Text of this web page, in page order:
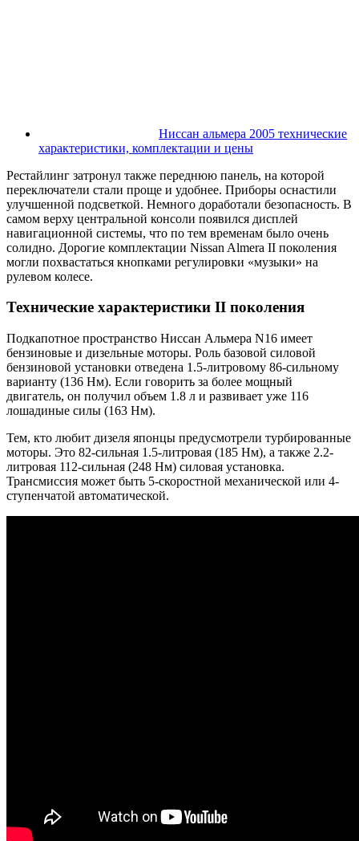
Ниссан альмера 2005 технические
характеристики, комплектации и цены
Рестайлинг затронул также переднюю панель, на которой
переключатели стали проще и удобнее. Приборы оснастили
улучшенной подсветкой. Немного доработали безопасность. В
самом верху центральной консоли появился дисплей
навигационной системы, что по тем временам было очень
солидно. Дорогие комплектации Nissan Almera II поколения
могли похвастаться кнопками регулировки «музыки» на
рулевом колесе.
Технические характеристики II поколения
Подкапотное пространство Ниссан Альмера N16 имеет
бензиновые и дизельные моторы. Роль базовой силовой
бензиновой установки отведена 1.5-литровому 86-сильному
варианту (136 Нм). Если говорить за более мощный
двигатель, он получил объем 1.8 л и развивает уже 116
лошадиные силы (163 Нм).
Тем, кто любит дизеля японцы предусмотрели турбированные
моторы. Это 82-сильная 1.5-литровая (185 Нм), а также 2.2-
литровая 112-сильная (248 Нм) силовая установка.
Трансмиссия может быть 5-скоростной механической или 4-
ступенчатой автоматической.